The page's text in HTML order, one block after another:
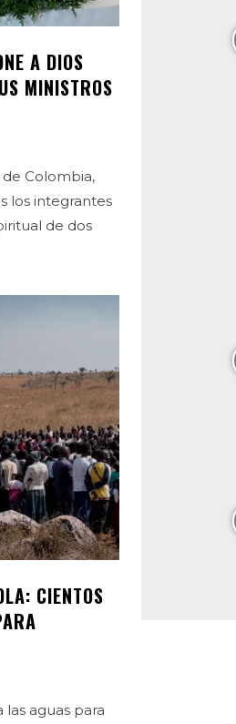
A DIOS
MINISTROS
Colombia,
los integrantes
de dos
CIENTOS
aguas para